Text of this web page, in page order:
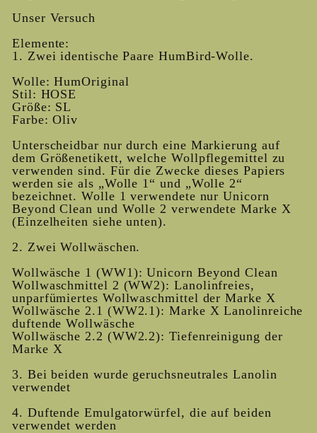
Unser Versuch
Elemente:
1. Zwei identische Paare HumBird-Wolle.
Wolle: HumOriginal
Stil: HOSE
Größe: SL
Farbe: Oliv
Unterscheidbar nur durch eine Markierung auf
dem Größenetikett, welche Wollpflegemittel zu
verwenden sind. Für die Zwecke dieses Papiers
werden sie als „Wolle 1“ und „Wolle 2“
bezeichnet. Wolle 1 verwendete nur Unicorn
Beyond Clean und Wolle 2 verwendete Marke X
(Einzelheiten siehe unten).
2. Zwei Wollwäschen.
Wollwäsche 1 (WW1): Unicorn Beyond Clean
Wollwaschmittel 2 (WW2): Lanolinfreies,
unparfümiertes Wollwaschmittel der Marke X
Wollwäsche 2.1 (WW2.1): Marke X Lanolinreiche
duftende Wollwäsche
Wollwäsche 2.2 (WW2.2): Tiefenreinigung der
Marke X
3. Bei beiden wurde geruchsneutrales Lanolin
verwendet
4. Duftende Emulgatorwürfel, die auf beiden
verwendet werden